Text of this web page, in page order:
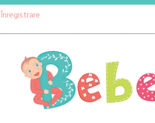
Înregistrare